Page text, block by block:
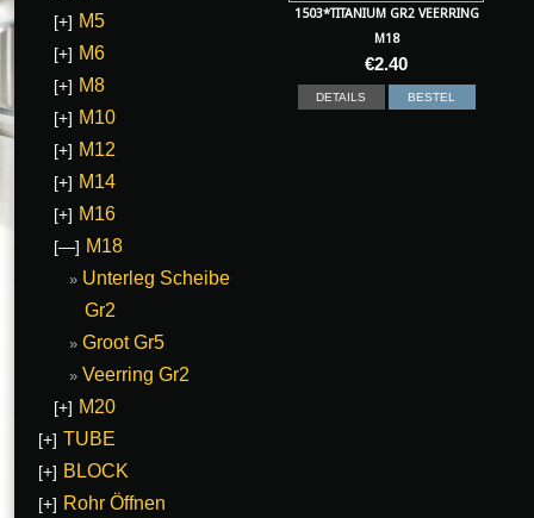
1503*TITANIUM GR2 VEERRING
M18
€2.40
DETAILS BESTEL
[+] M5
[+] M6
[+] M8
[+] M10
[+] M12
[+] M14
[+] M16
[—] M18
Unterleg Scheibe
Gr2
Groot Gr5
Veerring Gr2
[+] M20
[+] TUBE
[+] BLOCK
[+] Rohr Öffnen